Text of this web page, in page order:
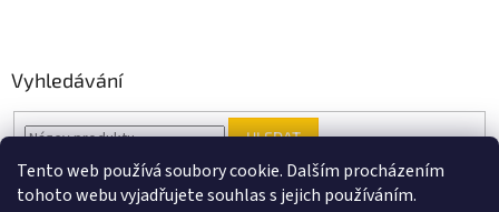
Tento web používá soubory cookie. Dalším procházením
tohoto webu vyjadřujete souhlas s jejich používáním.
Vyhledávání
HLEDAT